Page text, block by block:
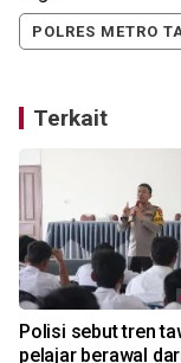
POLRES METRO
Terkait
Polisi sebut tren
pelajar berawal